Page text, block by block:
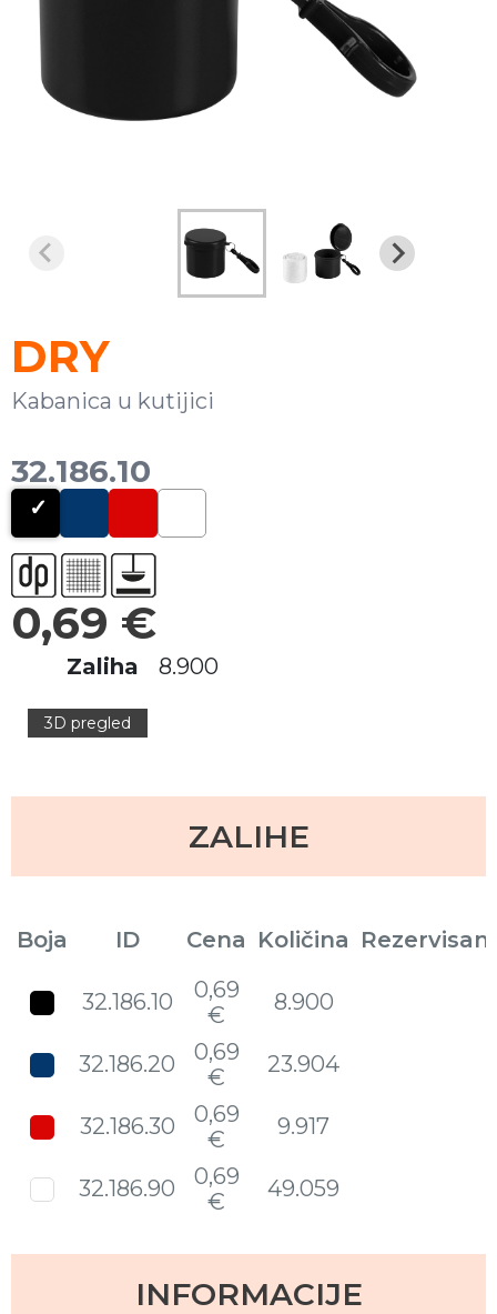
DRY
Kabanica u kutijici
32.186.10
0,69 €
Zaliha 8.900
3D pregled
ZALIHE
Boja ID Cena Količina
32.186.10
0,69
€
8.900
32.186.20
0,69
€
23.904
32.186.30
0,69
€
9.917
32.186.90
0,69
€
49.059
INFORMACIJE